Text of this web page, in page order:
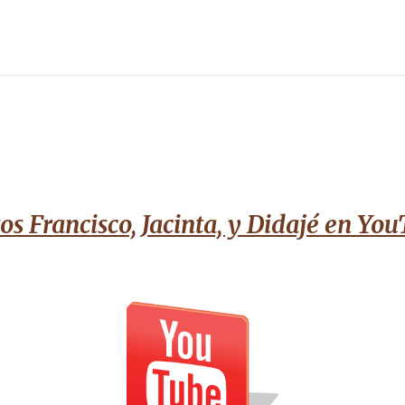
Francisco, Jacinta, y Didajé en